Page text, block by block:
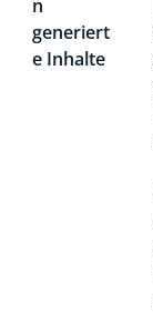
n
generiert
e Inhalte